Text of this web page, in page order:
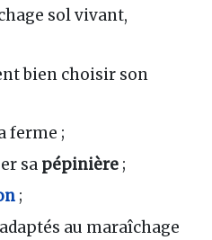
sol vivant,
bien choisir son
ferme ;
sa pépinière ;
;
adaptés au maraîchage